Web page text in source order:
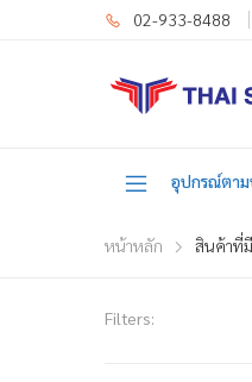
02-933-8488
อุปกรณ์ตาม
หน้าหลัก สินค้าที่
Filters: